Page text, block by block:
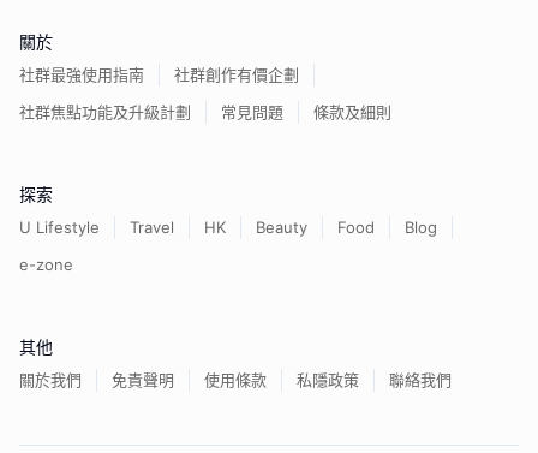
關於
社群最強使用指南
社群創作有價企劃
社群焦點功能及升級計劃
常見問題 條款及細則
探索
U Lifestyle Travel HK Beauty Food
Blog
e-zone
其他
關於我們 免責聲明 使用條款 私隱政策 聯絡我們